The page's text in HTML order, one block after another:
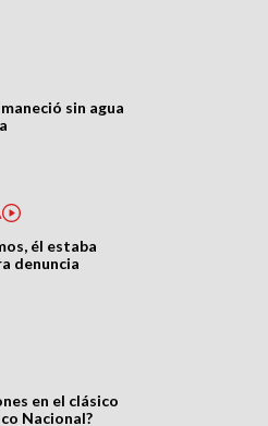
sin agua
él estaba
denuncia
en el clásico
Nacional?